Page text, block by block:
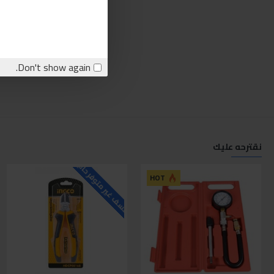
Don't show again.
نقترحه عليك
HOT للاسف غير متوفر حاليا